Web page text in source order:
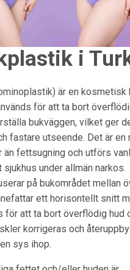
i
är en kosmetisk
för att ta bort
bukväggen, vilket ger
fastare utseende. Det är en
än fettsugning och utförs
under allmän narkos.
på bukområdet mellan
ett horisontellt snitt
för att ta bort överflödig hud
korrigeras och
sys ihop.